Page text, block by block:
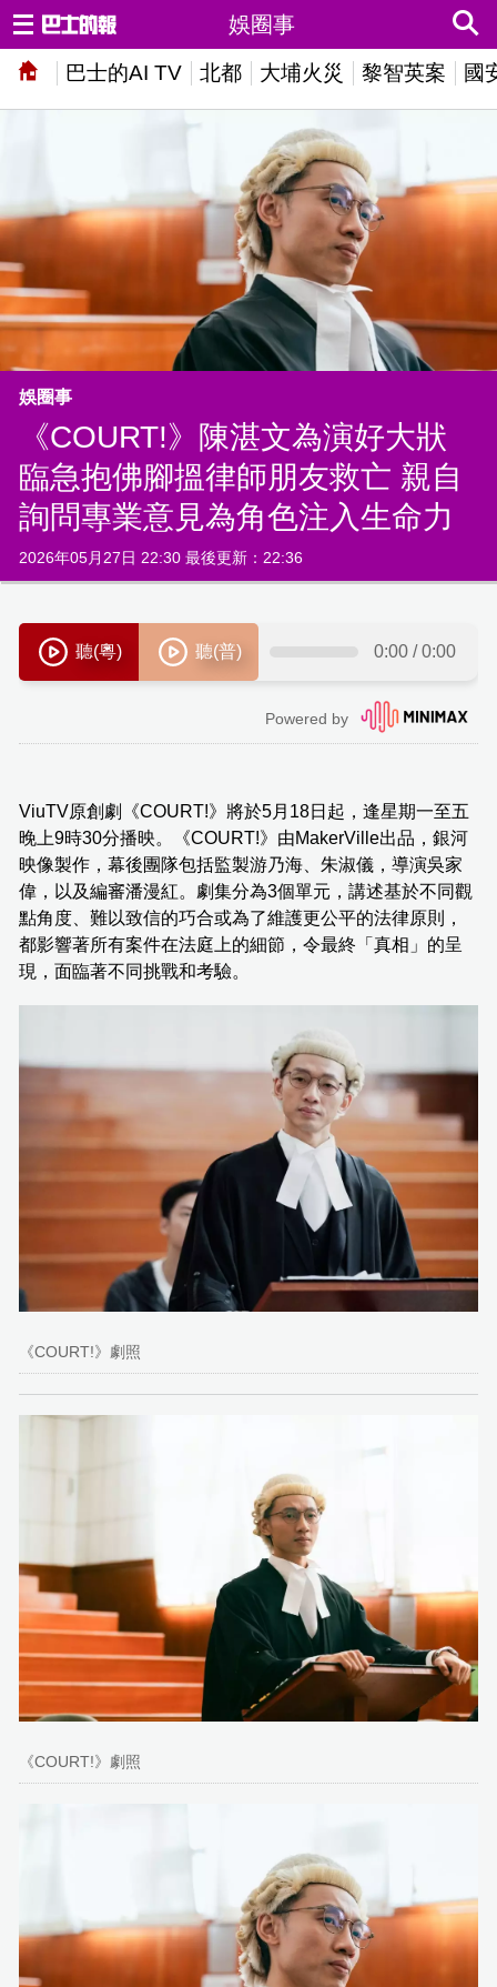
巴士的AI TV 北都 大埔火災 黎智英案 國
娛圈事
娛圈事
《COURT!》陳湛文為演好大狀
臨急抱佛腳搵律師朋友救亡 親自
詢問專業意見為角色注入生命力
2026年05月27日 22:30 最後更新：22:36
ViuTV原創劇《COURT!》將於5月18日起，逢星期一至五
晚上9時30分播映。《COURT!》由MakerVille出品，銀河
映像製作，幕後團隊包括監製游乃海、朱淑儀，導演吳家
偉，以及編審潘漫紅。劇集分為3個單元，講述基於不同觀
點角度、難以致信的巧合或為了維護更公平的法律原則，
都影響著所有案件在法庭上的細節，令最終「真相」的呈
現，面臨著不同挑戰和考驗。
《COURT!》劇照
《COURT!》劇照